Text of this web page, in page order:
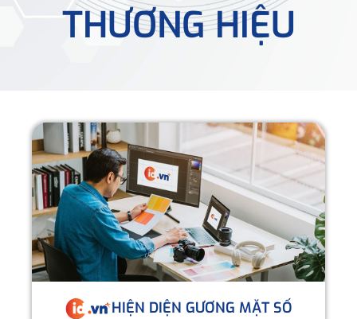
THƯƠNG HIỆU
HIỆN DIỆN GƯƠNG MẶT SỐ